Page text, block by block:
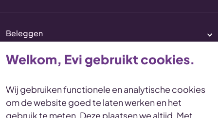
Beleggen
Vermogenscoaching
DisclaimerVoorwaarden
Welkom, Evi gebruikt cookies.
Wij gebruiken functionele en analytische cookies
om de website goed te laten werken en het
gebruik te meten. Deze plaatsen we altijd. Met